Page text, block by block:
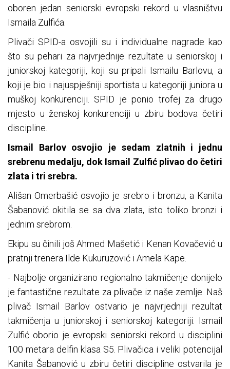
oboren jedan seniorski evropski rekord u vlasništvu
Ismaila Zulfića.
Plivači SPID-a osvojili su i individualne nagrade kao
što su pehari za najvrjednije rezultate u seniorskoj i
juniorskoj kategoriji, koji su pripali Ismailu Barlovu, a
koji je bio i najuspješniji sportista u kategoriji juniora u
muškoj konkurenciji. SPID je ponio trofej za drugo
mjesto u ženskoj konkurenciji u zbiru bodova četiri
discipline.
Ismail Barlov osvojio je sedam zlatnih i jednu
srebrenu medalju, dok Ismail Zulfić plivao do četiri
zlata i tri srebra.
Ališan Omerbašić osvojio je srebro i bronzu, a Kanita
Šabanović okitila se sa dva zlata, isto toliko bronzi i
jednim srebrom.
Ekipu su činili još Ahmed Mašetić i Kenan Kovačević u
pratnji trenera Ilde Kukuruzović i Amela Kape.
- Najbolje organizirano regionalno takmičenje donijelo
je fantastične rezultate za plivače iz naše zemlje. Naš
plivač Ismail Barlov ostvario je najvrjedniji rezultat
takmičenja u juniorskoj i seniorskoj kategoriji. Ismail
Zulfić oborio je evropski seniorski rekord u disciplini
100 metara delfin klasa S5. Plivačica i veliki potencijal
Kanita Šabanović u zbiru četiri discipline ostvarila je